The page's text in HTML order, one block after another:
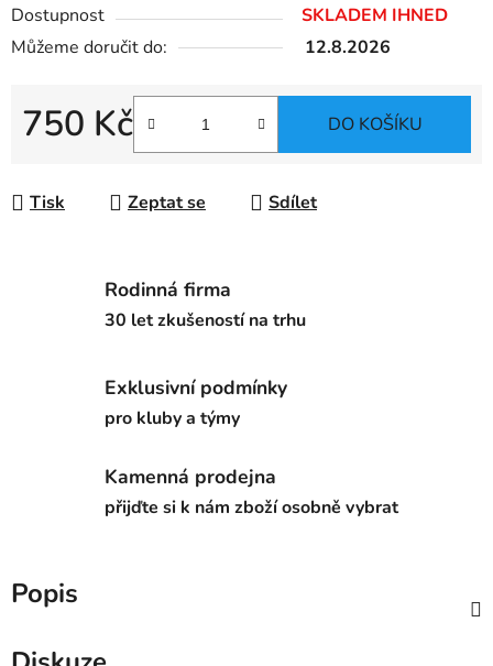
Dostupnost
SKLADEM IHNED
Můžeme doručit do:
12.8.2026
750 Kč DO KOŠÍKU
Tisk Zeptat se Sdílet
Rodinná firma
30 let zkušeností na trhu
Exklusivní podmínky
pro kluby a týmy
Kamenná prodejna
přijďte si k nám zboží osobně vybrat
Popis